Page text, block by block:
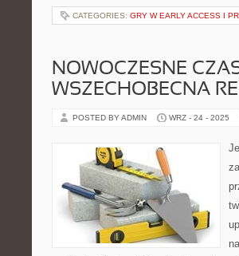
CATEGORIES: GRY W EARLY ACCESS I
NOWOCZESNE
WSZECHOBECNA
POSTED BY ADMIN WRZ - 24 - 2025